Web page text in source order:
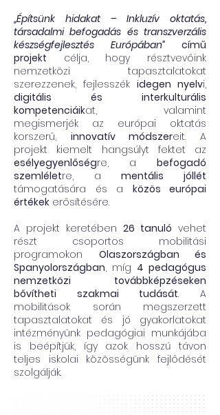
„Építsünk hidakat – Inkluzív oktatás,
társadalmi befogadás és transzverzális
készségfejlesztés Európában”
című
projekt célja, hogy résztvevőink
nemzetközi tapasztalatokat
szerezzenek, fejlesszék idegen nyelvi,
digitális és interkulturális
kompetenciáikat, valamint
megismerjék az európai oktatás
korszerű, innovatív módszereit. A
projekt kiemelt hangsúlyt fektet az
esélyegyenlőségre, a befogadó
szemléletre, amentális jóllét
támogatására és a közös európai
értékek erősítésére.
A projekt keretében 26 tanuló vehet
részt csoportos mobilitási
programokon Olaszországban és
Spanyolországban, míg 4 pedagógus
nemzetközi továbbképzéseken
bővítheti szakmai tudását. A
mobilitások során megszerzett
tapasztalatokat és jó gyakorlatokat
intézményünk pedagógiai munkájába
is beépítjük, így azok hosszú távon
teljes iskolai közösségünk fejlődését
szolgálják.